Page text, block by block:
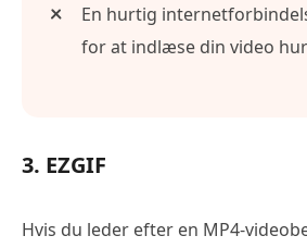
En hurtig
for at indlæse din video
3. EZGIF
Hvis du leder efter en MP4-